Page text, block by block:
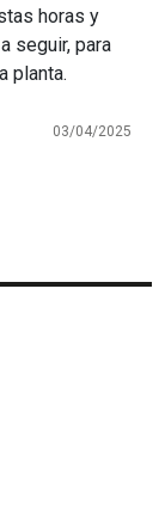
horas y
seguir, para
planta.
03/04/2025